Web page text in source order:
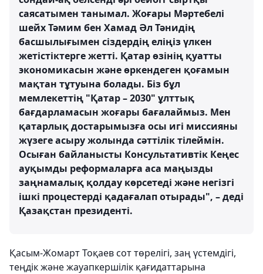
саясатымен танымал. Жоғары Мәртебелі
шейх Тәмим бен Хамад Әл Тәнидің
басшылығымен сіздердің еліңіз үлкен
жетістіктерге жетті. Қатар өзінің қуатты
экономикасын және өркендеген қоғамын
мақтан тұтуына болады. Біз бұл
мемлекеттің "Қатар – 2030" ұлттық
бағдарламасын жоғары бағалаймыз. Мен
қатарлық достарымызға осы игі миссияны
жүзеге асыру жолында сәттілік тілеймін.
Осыған байланысты Консультативтік Кеңес
ауқымды реформаларға аса маңызды
заңнамалық қолдау көрсетеді және негізгі
ішкі процестерді қадағалап отырады", – деді
Қазақстан президенті.
Қасым-Жомарт Тоқаев сот төрелігі, заң үстемдігі,
теңдік және жауапкершілік қағидаттарына